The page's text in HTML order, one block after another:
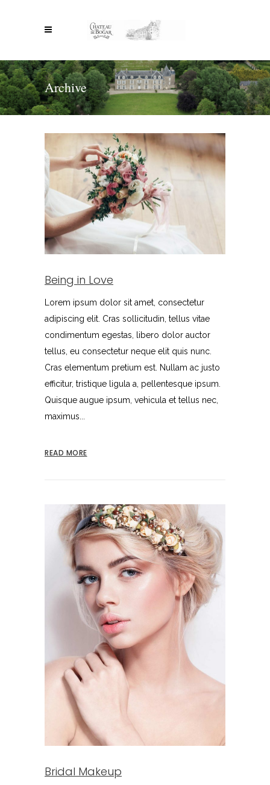
Archive
Being in Love
Lorem ipsum dolor sit amet, consectetur
adipiscing elit. Cras sollicitudin, tellus vitae
condimentum egestas, libero dolor auctor
tellus, eu consectetur neque elit quis nunc.
Cras elementum pretium est. Nullam ac justo
efficitur, tristique ligula a, pellentesque ipsum.
Quisque augue ipsum, vehicula et tellus nec,
maximus...
READ MORE
Bridal Makeup